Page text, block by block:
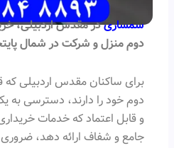
سمساریدر مقدس اردبیلی،
دوم منزل و شرکت در شمال
برای ساکنان مقدس اردبیلی
دوم خود را دارند، دسترسی
و قابل اعتماد که خدمات
جامع و شفاف ارائه دهد،